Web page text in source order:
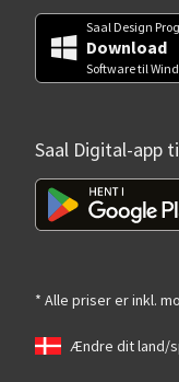
Saal Design
Download
Software til
Saal Digital-app
* Alle priser er inkl.
Ændre dit land/